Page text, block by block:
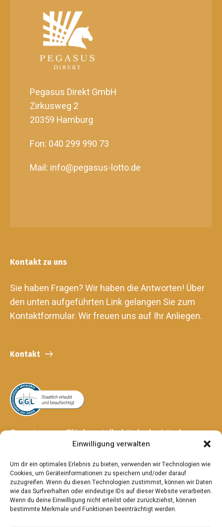
Einwilligung verwalten
Um dir ein optimales Erlebnis zu bieten, verwenden wir Technologien wie
Cookies, um Geräteinformationen zu speichern und/oder darauf
zuzugreifen. Wenn du diesen Technologien zustimmst, können wir Daten
wie das Surfverhalten oder eindeutige IDs auf dieser Website verarbeiten.
Wenn du deine Einwilligung nicht erteilst oder zurückziehst, können
bestimmte Merkmale und Funktionen beeinträchtigt werden.
Pegasus Direkt GmbH
Zirkusweg 2
20359 Hamburg
Fon: 040 299 990 73
Mail: info@pegasus-lotto.de
Kontakt zu uns
Sie haben Fragen? Wir haben die Antworten! Über
den unten aufgeführten Link gelangen Sie zum
Kontaktformular. Wir freuen uns auf Ihr Anliegen.
Kontakt
Gemeinsame Glücksspielbehörde der Länder
Anstalt des öffentlichen Rechts
Hansering 15
06108 Halle (Saale)